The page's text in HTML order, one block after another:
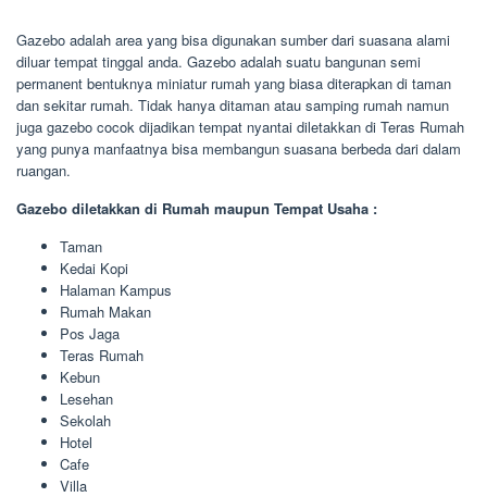
Gazebo adalah area yang bisa digunakan sumber dari suasana alami
diluar tempat tinggal anda. Gazebo adalah suatu bangunan semi
permanent bentuknya miniatur rumah yang biasa diterapkan di taman
dan sekitar rumah. Tidak hanya ditaman atau samping rumah namun
juga gazebo cocok dijadikan tempat nyantai diletakkan di Teras Rumah
yang punya manfaatnya bisa membangun suasana berbeda dari dalam
ruangan.
Gazebo diletakkan di Rumah maupun Tempat Usaha :
Taman
Kedai Kopi
Halaman Kampus
Rumah Makan
Pos Jaga
Teras Rumah
Kebun
Lesehan
Sekolah
Hotel
Cafe
Villa